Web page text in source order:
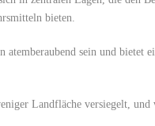
bieten.
atemberaubend sein und bietet
Landfläche versiegelt, und